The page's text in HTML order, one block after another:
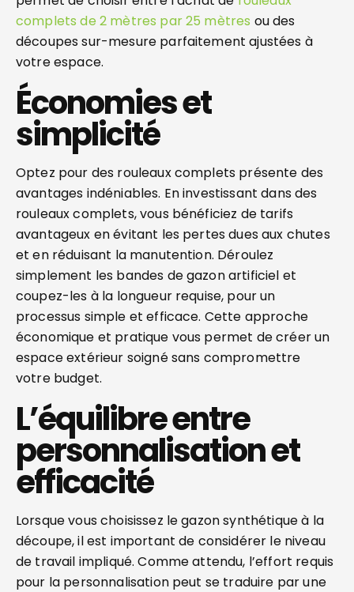
complets de 2 mètres par 25 mètres ou des
découpes sur-mesure parfaitement ajustées à
votre espace.
Économies et
simplicité
Optez pour des rouleaux complets présente des
avantages indéniables. En investissant dans des
rouleaux complets, vous bénéficiez de tarifs
avantageux en évitant les pertes dues aux chutes
et en réduisant la manutention. Déroulez
simplement les bandes de gazon artificiel et
coupez-les à la longueur requise, pour un
processus simple et efficace. Cette approche
économique et pratique vous permet de créer un
espace extérieur soigné sans compromettre
votre budget.
L’équilibre entre
personnalisation et
efficacité
Lorsque vous choisissez le gazon synthétique à la
découpe, il est important de considérer le niveau
de travail impliqué. Comme attendu, l’effort requis
pour la personnalisation peut se traduire par une